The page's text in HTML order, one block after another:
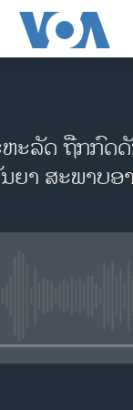
ບໍດີ ສະຫະລັດ 2024
ະລັດ ຖືກກົດ
າ ສະພາບອ